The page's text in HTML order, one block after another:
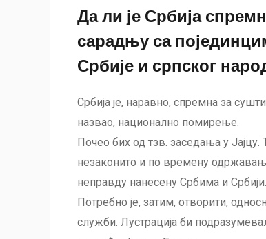
Да ли је Србија
сарадњу са
Србије и српског
Србија је, наравно, спремна за
назвао, национално помирење.
Почео бих од тзв. заседања у
незаконито и по времену
неправду нанесену Србима и Србији.
Потребно је, затим, отворити,
служби. Лустрација би